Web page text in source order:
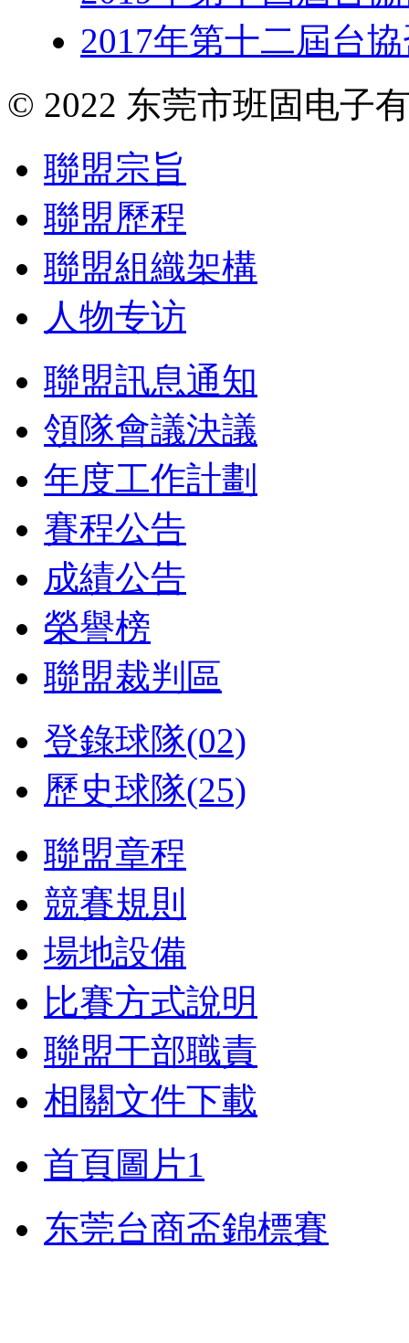
2017年第十二屆台
© 2022 东莞市班固电子
聯盟宗旨
聯盟歷程
聯盟組織架構
人物专访
聯盟訊息通知
領隊會議決議
年度工作計劃
賽程公告
成績公告
榮譽榜
聯盟裁判區
登錄球隊(02)
歷史球隊(25)
聯盟章程
競賽規則
場地設備
比賽方式說明
聯盟干部職責
相關文件下載
首頁圖片1
东莞台商盃錦標賽